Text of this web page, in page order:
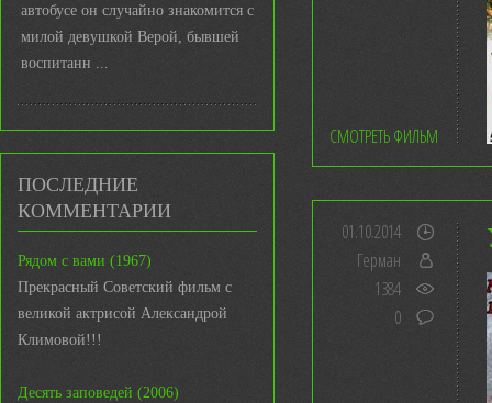
автобусе он случайно знакомится с
милой девушкой Верой, бывшей
воспитанн ...
ПОСЛЕДНИЕ
КОММЕНТАРИИ
Рядом с вами (1967)
Прекрасный Советский фильм с
великой актрисой Александрой
Климовой!!!
Десять заповедей (2006)
СМОТРЕТЬ ФИЛЬМ
01.10.2014
Герман
1384
0